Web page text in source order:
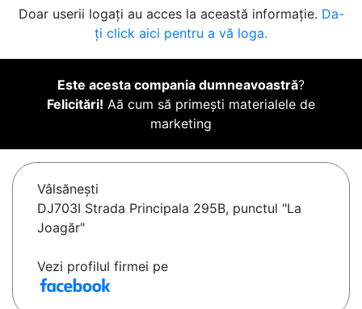
Doar userii logați au acces la această informație. Da-
ți click aici pentru a vă loga.
Este acesta compania dumneavoastră?
Felicitări! Aă cum să primești materialele de
marketing
Vâlsăneşti
DJ703I Strada Principala 295B, punctul "La
Joagăr"
Vezi profilul firmei pe